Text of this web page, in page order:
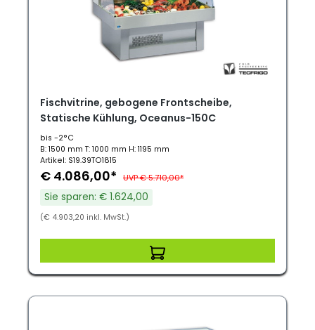
Fischvitrine, gebogene Frontscheibe,
Statische Kühlung, Oceanus-150C
bis -2°C
B: 1500 mm T: 1000 mm H: 1195 mm
Artikel: S19.39TO1815
€ 4.086,00* UVP € 5.710,00*
Sie sparen: € 1.624,00
(€ 4.903,20 inkl. MwSt.)